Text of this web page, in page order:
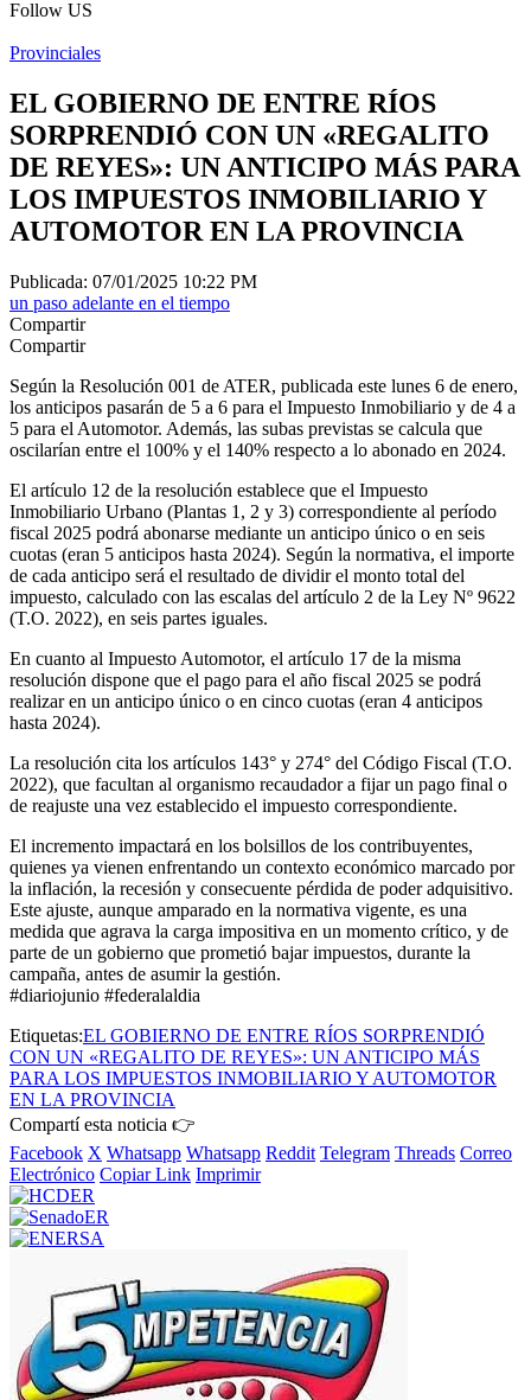
Follow US
Provinciales
EL GOBIERNO DE ENTRE RÍOS
SORPRENDIÓ CON UN «REGALITO
DE REYES»: UN ANTICIPO MÁS PARA
LOS IMPUESTOS INMOBILIARIO Y
AUTOMOTOR EN LA PROVINCIA
Publicada: 07/01/2025 10:22 PM
un paso adelante en el tiempo
Compartir
Compartir
Según la Resolución 001 de ATER, publicada este lunes 6 de enero,
los anticipos pasarán de 5 a 6 para el Impuesto Inmobiliario y de 4 a
5 para el Automotor. Además, las subas previstas se calcula que
oscilarían entre el 100% y el 140% respecto a lo abonado en 2024.
El artículo 12 de la resolución establece que el Impuesto
Inmobiliario Urbano (Plantas 1, 2 y 3) correspondiente al período
fiscal 2025 podrá abonarse mediante un anticipo único o en seis
cuotas (eran 5 anticipos hasta 2024). Según la normativa, el importe
de cada anticipo será el resultado de dividir el monto total del
impuesto, calculado con las escalas del artículo 2 de la Ley Nº 9622
(T.O. 2022), en seis partes iguales.
En cuanto al Impuesto Automotor, el artículo 17 de la misma
resolución dispone que el pago para el año fiscal 2025 se podrá
realizar en un anticipo único o en cinco cuotas (eran 4 anticipos
hasta 2024).
La resolución cita los artículos 143° y 274° del Código Fiscal (T.O.
2022), que facultan al organismo recaudador a fijar un pago final o
de reajuste una vez establecido el impuesto correspondiente.
El incremento impactará en los bolsillos de los contribuyentes,
quienes ya vienen enfrentando un contexto económico marcado por
la inflación, la recesión y consecuente pérdida de poder adquisitivo.
Este ajuste, aunque amparado en la normativa vigente, es una
medida que agrava la carga impositiva en un momento crítico, y de
parte de un gobierno que prometió bajar impuestos, durante la
campaña, antes de asumir la gestión.
#diariojunio #federalaldia
Etiquetas:EL GOBIERNO DE ENTRE RÍOS SORPRENDIÓ
CON UN «REGALITO DE REYES»: UN ANTICIPO MÁS
PARA LOS IMPUESTOS INMOBILIARIO Y AUTOMOTOR
EN LA PROVINCIA
Compartí esta noticia 👉
Facebook X Whatsapp Whatsapp Reddit Telegram Threads Correo
Electrónico Copiar Link Imprimir